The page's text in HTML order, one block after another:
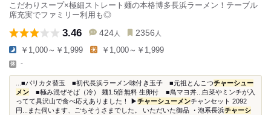
こだわりスープ×極細ストレート麺の本格博多長浜ラーメン！テーブル
席充実でファミリー利用も◎
3.46 424 人 2356 人
￥1,000～￥1,999 ￥1,000～￥1,999
-
...■バリカタ替玉 ■初代長浜ラーメン味付き玉子 ■元祖とんこつチャーシュー
メン ■極み混ぜそば（冷） 麺1.5倍無料 生卵付 ■鳥マヨ丼...白菜やミンチが入
ってて具沢山で食べ応えありました！ ▶︎チャーシューメンチャンセット 2092
円...また伺います、ごちそうさまでした。 いただいた御品 ・泡系長浜チャーシ